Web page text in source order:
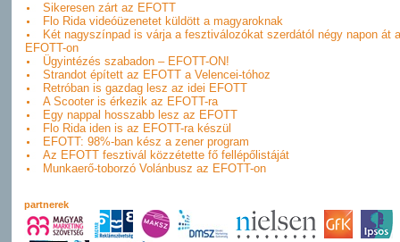
Sikeresen zárt az EFOTT
Flo Rida videóüzenetet küldött a magyaroknak
Két nagyszínpad is várja a fesztiválozókat szerdától négy napon át
EFOTT-on
Ügyintézés szabadon – EFOTT-ON!
Strandot épített az EFOTT a Velencei-tóhoz
Retróban is gazdag lesz az idei EFOTT
A Scooter is érkezik az EFOTT-ra
Egy nappal hosszabb lesz az EFOTT
Flo Rida iden is az EFOTT-ra készül
EFOTT: 98%-ban kész a zener program
Az EFOTT fesztivál közzétette fő fellépőlistáját
Munkaerő-toborzó Volánbusz az EFOTT-on
partnerek